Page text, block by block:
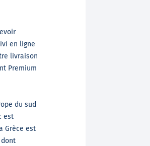
en ligne
livraison
Premium
du sud
est
Grèce est